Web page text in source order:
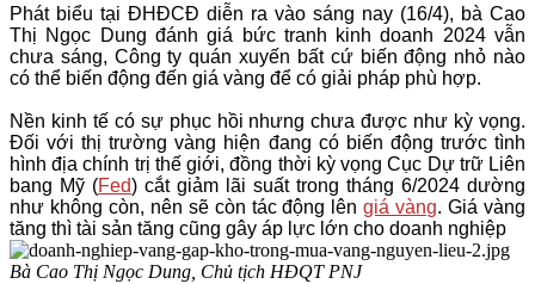
Phát biểu tại ĐHĐCĐ diễn ra vào sáng nay (16/4), bà Cao
Thị Ngọc Dung đánh giá bức tranh kinh doanh 2024 vẫn
chưa sáng, Công ty quán xuyến bất cứ biến động nhỏ nào
có thể biến động đến giá vàng để có giải pháp phù hợp.
Nền kinh tế có sự phục hồi nhưng chưa được như kỳ vọng.
Đối với thị trường vàng hiện đang có biến động trước tình
hình địa chính trị thế giới, đồng thời kỳ vọng Cục Dự trữ Liên
bang Mỹ (Fed) cắt giảm lãi suất trong tháng 6/2024 dường
như không còn, nên sẽ còn tác động lêngiá vàng.Giá vàng
tăng thì tài sản tăng cũng gây áp lực lớn cho doanh nghiệp
Bà Cao Thị Ngọc Dung, Chủ tịch HĐQT PNJ